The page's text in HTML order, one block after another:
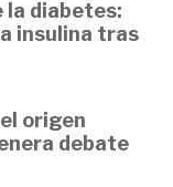
la diabetes:
insulina tras
origen
debate